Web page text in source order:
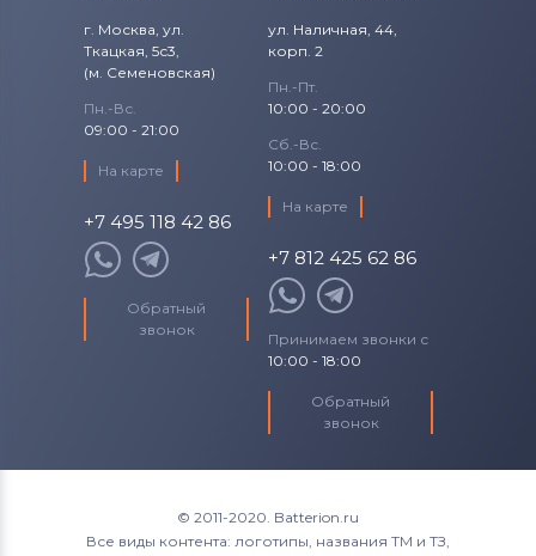
г. Москва, ул.
Ткацкая, 5с3,
(м. Семеновская)
Пн.-Вс.
09:00 - 21:00
На карте
+7 495 118 42 86
Обратный
звонок
ул. Наличная, 44,
корп. 2
Пн.-Пт.
10:00 - 20:00
Сб.-Вс.
10:00 - 18:00
На карте
+7 812 425 62 86
Принимаем звонки с
10:00 - 18:00
Обратный
звонок
© 2011-2020. Batterion.ru
Все виды контента: логотипы, названия ТМ и ТЗ,